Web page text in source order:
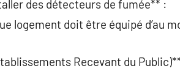
des détecteurs de fumée** :
logement doit être équipé d’au
Recevant du